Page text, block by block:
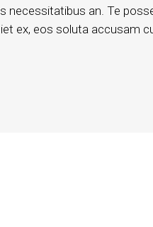
necessitatibus an. Te
ex, eos soluta accusam